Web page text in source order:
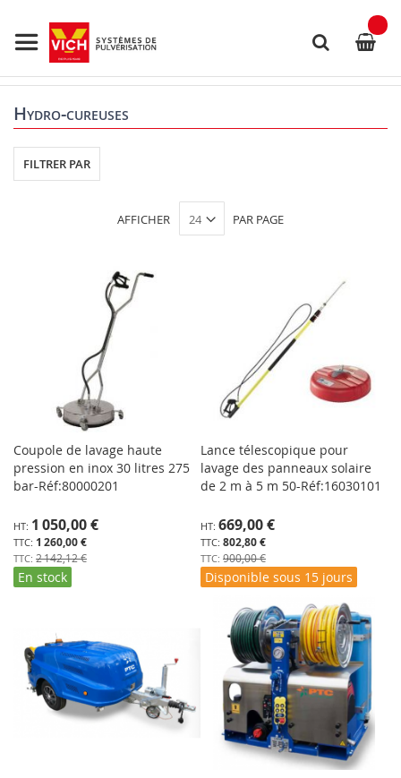
au
contenu
Rechercher
Hydro-cureuses
AFFICHER PAR PAGE
Coupole de lavage haute
pression en inox 30 litres 275
bar-Réf:80000201
Spécial1 260,00 €
1 050,00 €
2 142,12 €
En stock
Lance télescopique pour
lavage des panneaux solaire
de 2 m à 5 m 50-Réf:16030101
Spécial802,80 €
669,00 €
900,00 €
Disponible sous 15 jours
FILTRER PAR